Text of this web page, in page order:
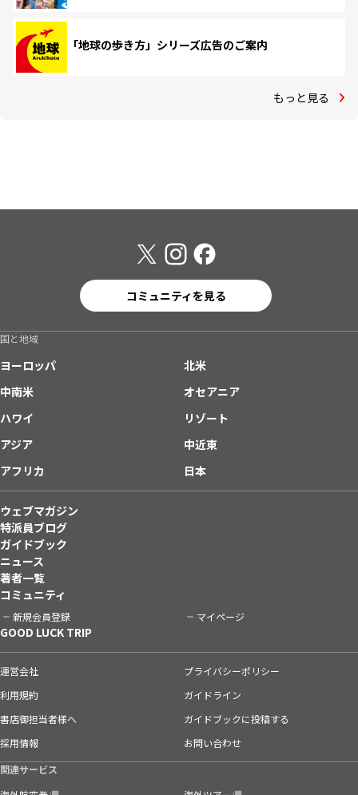
「地球の歩き方」シリーズ広告のご案内
もっと見る
コミュニティを見る
国と地域
ヨーロッパ
北米
中南米
オセアニア
ハワイ
リゾート
アジア
中近東
アフリカ
日本
ウェブマガジン
特派員ブログ
ガイドブック
ニュース
著者一覧
コミュニティ
新規会員登録 マイページ
GOOD LUCK TRIP
運営会社
プライバシーポリシー
利用規約
ガイドライン
書店御担当者様へ
ガイドブックに投稿する
採用情報
お問い合わせ
関連サービス